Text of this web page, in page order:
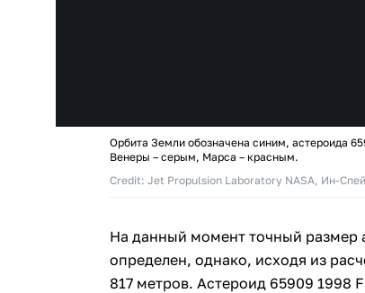
Орбита Земли обозначена синим, астероида
Венеры – серым, Марса – красным.
Credit: Jet Propulsion Laboratory NASA, Ин-
На данный момент точный размер
определен, однако, исходя из
817 метров. Астероид 65909 1998